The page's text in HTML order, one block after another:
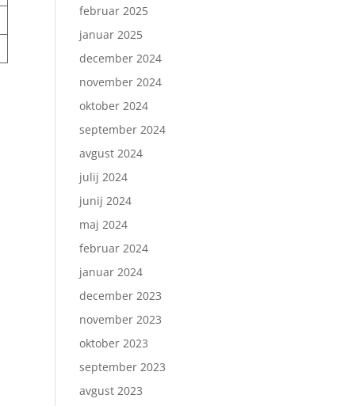
februar 2025
januar 2025
december 2024
november 2024
oktober 2024
september 2024
avgust 2024
julij 2024
junij 2024
maj 2024
februar 2024
januar 2024
december 2023
november 2023
oktober 2023
september 2023
avgust 2023